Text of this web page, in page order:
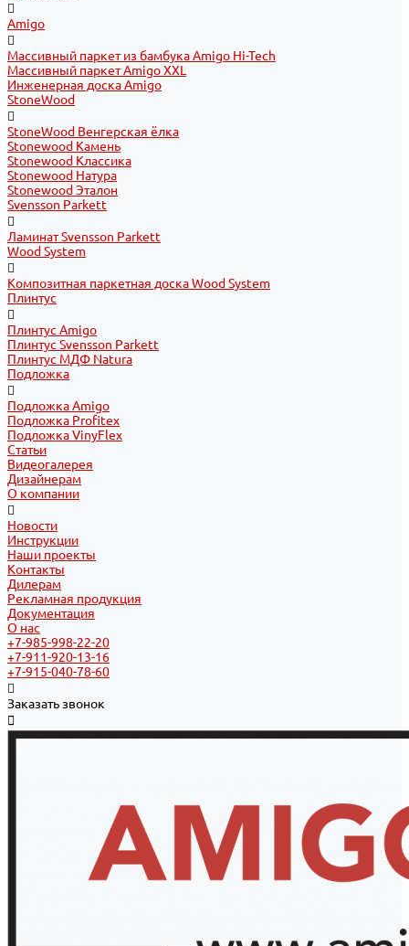
Amigo
Массивный паркет из бамбука Amigo Hi-Tech
Массивный паркет Amigo XXL
Инженерная доска Amigo
StoneWood
StoneWood Венгерская ёлка
Stonewood Камень
Stonewood Классика
Stonewood Натура
Stonewood Эталон
Svensson Parkett
Ламинат Svensson Parkett
Wood System
Композитная паркетная доска Wood System
Плинтус
Плинтус Amigo
Плинтус Svensson Parkett
Плинтус МДФ Natura
Подложка
Подложка Amigo
Подложка Profitex
Подложка VinyFlex
Статьи
Видеогалерея
Дизайнерам
О компании
Новости
Инструкции
Наши проекты
Контакты
Дилерам
Рекламная продукция
Документация
О нас
+7-985-998-22-20
+7-911-920-13-16
+7-915-040-78-60
Заказать звонок